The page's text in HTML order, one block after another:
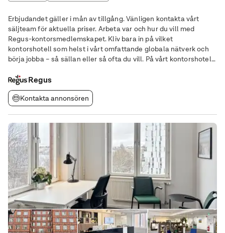
Erbjudandet gäller i mån av tillgång. Vänligen kontakta vårt
säljteam för aktuella priser. Arbeta var och hur du vill med
Regus-kontorsmedlemskapet. Kliv bara in på vilket
kontorshotell som helst i vårt omfattande globala nätverk och
börja jobba – så sällan eller så ofta du vill. På vårt kontorshotell
växande kommersiella områdena
Regus
Kontakta annonsören